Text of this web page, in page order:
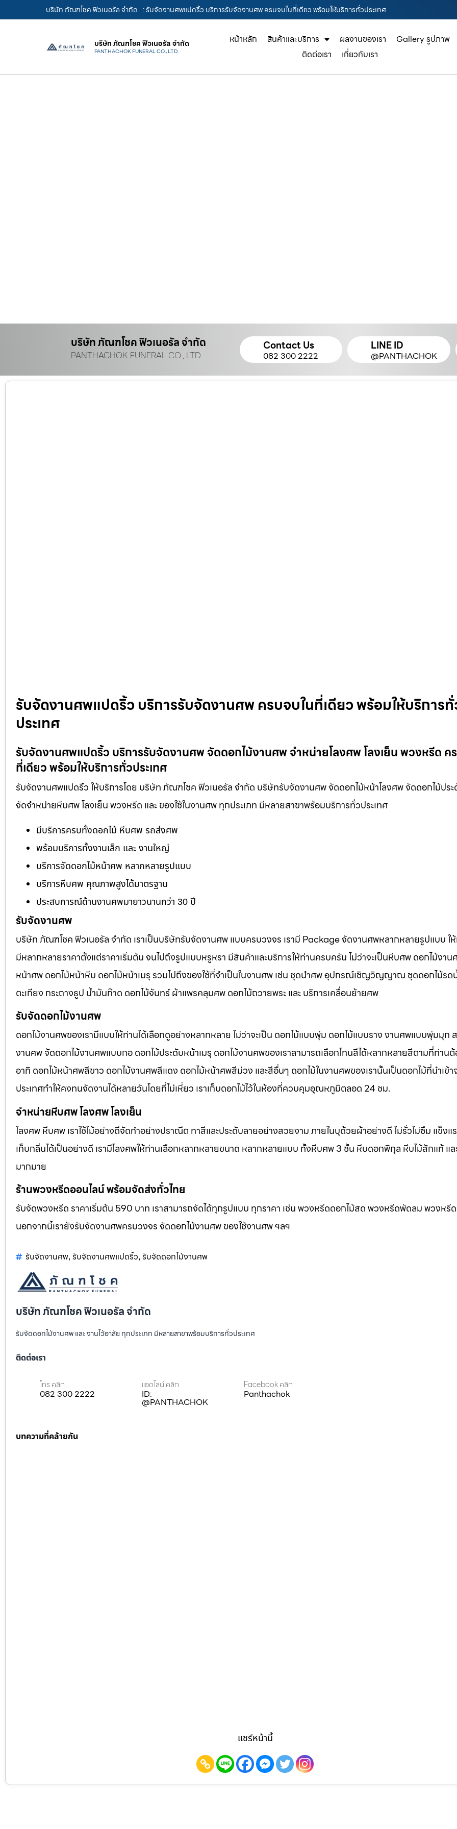
บริษัท ภัณฑโชค ฟิวเนอรัล จำกัด : รับจัดงานศพแปดริ้ว บริการรับจัดงานศพ ครบจบในที่เดียว พร้อมให้บริการทั่วประเทศ
บริษัท ภัณฑโชค ฟิวเนอรัล จำกัด
PANTHACHOK FUNERAL CO., LTD.
หน้าหลัก สินค้าและบริการ ผลงานของเรา
Gallery รูปภาพ
ติดต่อเรา
เกี่ยวกับเรา
บริษัท ภัณฑโชค ฟิวเนอรัล จำกัด
PANTHACHOK FUNERAL CO., LTD.
Contact Us
082 300 2222
LINE ID
@PANTHACHOK
รับจัดงานศพแปดริ้ว บริการรับจัดงานศพ ครบจบในที่เดียว พร้อมให้บริการ
ประเทศ
รับจัดงานศพแปดริ้ว บริการรับจัดงานศพ จัดดอกไม้งานศพ จำหน่ายโลงศพ โลงเย็น พวงหรีด ค
ที่เดียว พร้อมให้บริการทั่วประเทศ
รับจัดงานศพแปดริ้ว ให้บริการโดย บริษัท ภัณฑโชค ฟิวเนอรัล จำกัด บริษัทรับจัดงานศพ จัดดอกไม้หน้าโลงศพ จัดดอกไม้ประ
จัดจำหน่ายหีบศพ โลงเย็น พวงหรีด และ ของใช้ในงานศพ ทุกประเภท มีหลายสาขาพร้อมบริการทั่วประเทศ
มีบริการครบทั้งดอกไม้ หีบศพ รถส่งศพ
พร้อมบริการทั้งงานเล็ก และ งานใหญ่
บริการจัดดอกไม้หน้าศพ หลากหลายรูปแบบ
บริการหีบศพ คุณภาพสูงได้มาตรฐาน
ประสบการณ์ด้านงานศพมายาวนานกว่า 30 ปี
รับจัดงานศพ
บริษัท ภัณฑโชค ฟิวเนอรัล จำกัด เราเป็นบริษัทรับจัดงานศพ แบบครบวงจร เรามี Package จัดงานศพหลากหลายรูปแบบ ใ
มีหลากหลายราคาตั้งแต่ราคาเริ่มต้น จนไปถึงรูปแบบหรูหรา มีสินค้าและบริการให้ท่านครบครัน ไม่ว่าจะเป็นหีบศพ ดอกไม้งา
หน้าศพ ดอกไม้หน้าหีบ ดอกไม้หน้าเมรุ รวมไปถึงของใช้ที่จำเป็นในงานศพ เช่น ชุดนำศพ อุปกรณ์เชิญวิญญาณ ชุดดอกไม้รด
ตะเกียง กระถางธูป น้ำมันก๊าด ดอกไม้จันทร์ ผ้าแพรคลุมศพ ดอกไม้ถวายพระ และ บริการเคลื่อนย้ายศพ
รับจัดดอกไม้งานศพ
ดอกไม้งานศพของเรามีแบบให้ท่านได้เลือกดูอย่างหลากหลาย ไม่ว่าจะเป็น ดอกไม้แบบพุ่ม ดอกไม้แบบราง งานศพแบบพุ่มมุก
งานศพ จัดดอกไม้งานศพแบบกอ ดอกไม้ประดับหน้าเมรุ ดอกไม้งานศพของเราสามารถเลือกโทนสีได้หลากหลายสีตามที่ท่าน
อาทิ ดอกไม้หน้าศพสีขาว ดอกไม้งานศพสีแดง ดอกไม้หน้าศพสีม่วง และสีอื่นๆ ดอกไม้ในงานศพของเรานั้นเป็นดอกไม้ที่นำเข้า
ประเทศทำให้คงทนจัดงานได้หลายวันโดยที่ไม่เหี่ยว เราเก็บดอกไม้ไว้ในห้องที่ควบคุมอุณหภูมิตลอด 24 ชม.
จำหน่ายหีบศพ โลงศพ โลงเย็น
โลงศพ หีบศพ เราใช้ไม้อย่างดีจัดทำอย่างปราณีต ทาสีและประดับลายอย่างสวยงาม ภายในบุด้วยผ้าอย่างดี ไม่รั่วไม่ซึม แข็งแ
เก็บกลิ่นได้เป็นอย่างดี เรามีโลงศพให้ท่านเลือกหลากหลายขนาด หลากหลายแบบ ทั้งหีบศพ 3 ชั้น หีบดอกพิกุล หีบไม้สักแท้ แ
มากมาย
ร้านพวงหรีดออนไลน์ พร้อมจัดส่งทั่วไทย
รับจัดพวงหรีด ราคาเริ่มต้น 590 บาท เราสามารถจัดได้ทุกรูปแบบ ทุกราคา เช่น พวงหรีดดอกไม้สด พวงหรีดพัดลม พวงหรี
นอกจากนี้เรายังรับจัดงานศพครบวงจร จัดดอกไม้งานศพ ของใช้งานศพ ฯลฯ
รับจัดงานศพ, รับจัดงานศพแปดริ้ว, รับจัดดอกไม้งานศพ
บริษัท ภัณฑโชค ฟิวเนอรัล จำกัด
รับจัดดอกไม้งานศพ และ งานไว้อาลัย ทุกประเภท มีหลายสาขาพร้อมบริการทั่วประเทศ
ติดต่อเรา
โทร คลิก
082 300 2222
แอดไลน์ คลิก
ID:
@PANTHACHOK
Facebook คลิก
Panthachok
บทความที่คล้ายกัน
แชร์หน้านี้